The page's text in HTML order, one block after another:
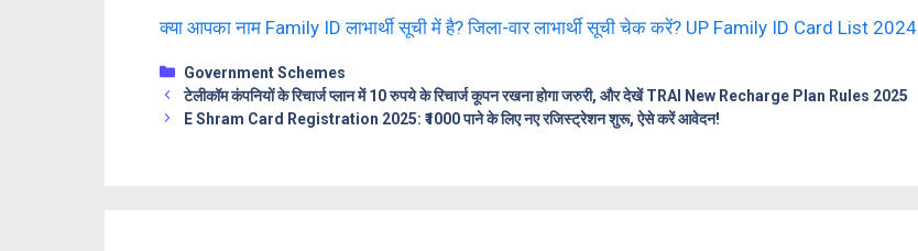
क्या आपका नाम Family ID लाभार्थी सूची में है? जिला-वार लाभार्थी सूची चेक करें? UP Family ID Card List 2024
Categories
Government Schemes
टेलीकॉम कंपनियों के रिचार्ज प्लान में 10 रुपये के रिचार्ज कूपन रखना होगा जरुरी, और देखें TRAI New Recharge Plan Rules 2025
E Shram Card Registration 2025: ₹1000 पाने के लिए नए रजिस्ट्रेशन शुरू, ऐसे करें आवेदन!